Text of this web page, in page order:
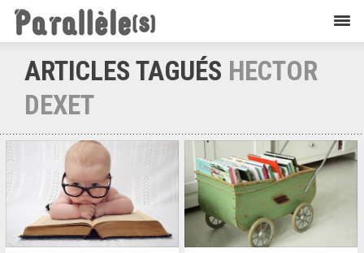
ARTICLES TAGUÉS HECTOR
DEXET
Krons Krons